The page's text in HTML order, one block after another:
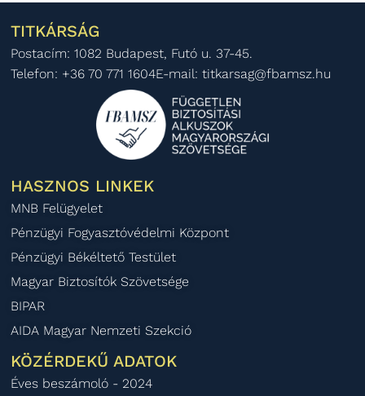
TITKÁRSÁG
Postacím: 1082 Budapest, Futó u. 37-45.
Telefon: +36 70 771 1604E-mail: titkarsag@fbamsz.hu
HASZNOS LINKEK
MNB Felügyelet
Pénzügyi Fogyasztóvédelmi Központ
Pénzügyi Békéltető Testület
Magyar Biztosítók Szövetsége
BIPAR
AIDA Magyar Nemzeti Szekció
KÖZÉRDEKŰ ADATOK
Éves beszámoló - 2024